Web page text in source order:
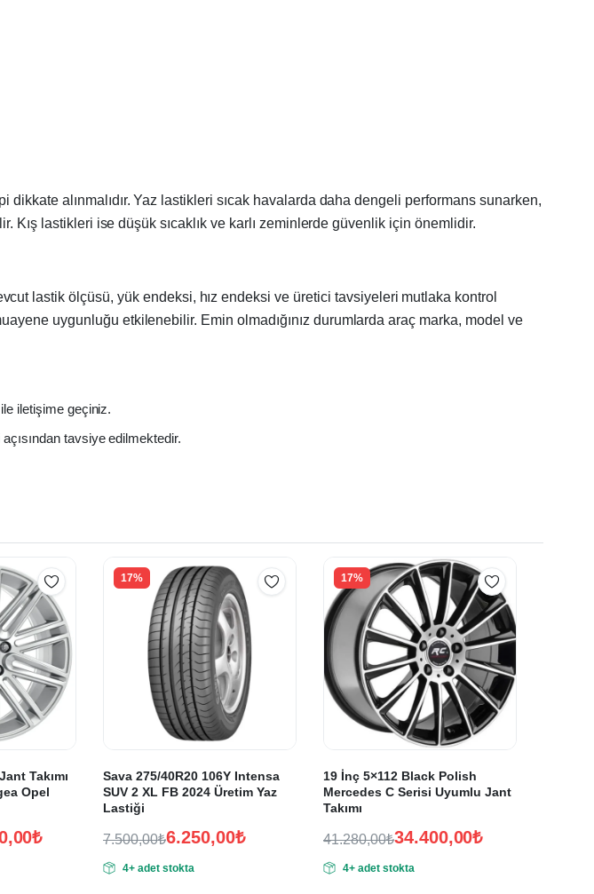
dikkate alınmalıdır. Yaz lastikleri sıcak havalarda daha dengeli performans sunarken,
Kış lastikleri ise düşük sıcaklık ve karlı zeminlerde güvenlik için önemlidir.
lastik ölçüsü, yük endeksi, hız endeksi ve üretici tavsiyeleri mutlaka kontrol
uygunluğu etkilenebilir. Emin olmadığınız durumlarda araç marka, model ve
ile iletişime geçiniz.
tavsiye edilmektedir.
Takımı
Opel
₺
17%
Sava 275/40R20 106Y Intensa
SUV 2 XL FB 2024 Üretim Yaz
Lastiği
7.500,00₺
Orijinal
fiyat:
6.250,00₺
Şu
andaki
4+ adet stokta
17%
19 İnç 5×112 Black Polish
Mercedes C Serisi Uyumlu Jant
Takımı
41.280,00₺
Orijinal
fiyat:
34.400,00₺
Şu
andaki
4+ adet stokta